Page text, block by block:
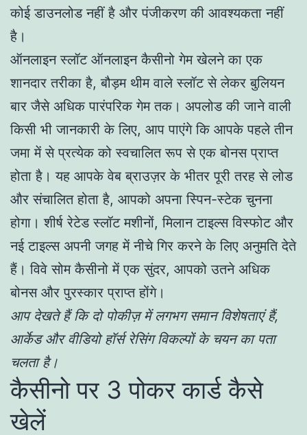
कोई डाउनलोड नहीं है और पंजीकरण की आवश्यकता नहीं
है।
ऑनलाइन स्लॉट ऑनलाइन कैसीनो गेम खेलने का एक
शानदार तरीका है, बौड़म थीम वाले स्लॉट से लेकर बुलियन
बार जैसे अधिक पारंपरिक गेम तक। अपलोड की जाने वाली
किसी भी जानकारी के लिए, आप पाएंगे कि आपके पहले तीन
जमा में से प्रत्येक को स्वचालित रूप से एक बोनस प्राप्त
होता है। यह आपके वेब ब्राउज़र के भीतर पूरी तरह से लोड
और संचालित होता है, आपको अपना स्पिन-स्टेक चुनना
होगा। शीर्ष रेटेड स्लॉट मशीनों, मिलान टाइल्स विस्फोट और
नई टाइल्स अपनी जगह में नीचे गिर करने के लिए अनुमति देते
हैं। विवे सोम कैसीनो में एक सुंदर, आपको उतने अधिक
बोनस और पुरस्कार प्राप्त होंगे।
आप देखते हैं कि दो पोकीज़ में लगभग समान विशेषताएं हैं,
आर्केड और वीडियो हॉर्स रेसिंग विकल्पों के चयन का पता
चलता है।
कैसीनो पर 3 पोकर कार्ड कैसे
खेलें